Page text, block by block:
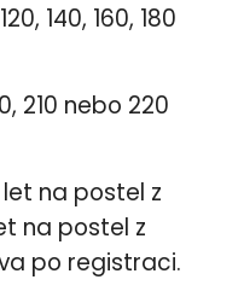
140, 160, 180
210 nebo 220
na postel z
na postel z
po registraci.